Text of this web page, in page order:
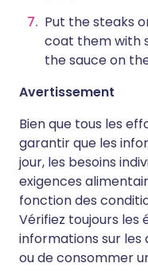
Put the steaks
coat them with
the sauce on
Avertissement
Bien que tous les
garantir que les
jour, les besoins
exigences
fonction des
Vérifiez toujours les
informations sur
ou de consommer